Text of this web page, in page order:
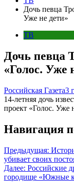
Дочь певца
Уже не дети»
ТВ
Дочь певца
«Голос. Уже
Российская Газета3
14-летняя дочь
проект «Голос. Уже
Навигация
Предыдущая:
убивает своих
Далее: Российские
городище «Южные